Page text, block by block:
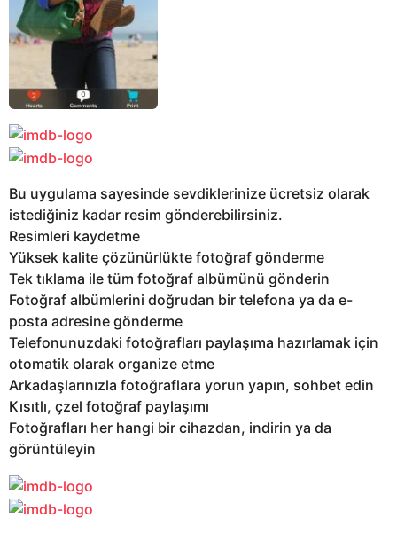
Bu uygulama sayesinde sevdiklerinize ücretsiz olarak
istediğiniz kadar resim gönderebilirsiniz.
Resimleri kaydetme
Yüksek kalite çözünürlükte fotoğraf gönderme
Tek tıklama ile tüm fotoğraf albümünü gönderin
Fotoğraf albümlerini doğrudan bir telefona ya da e-
posta adresine gönderme
Telefonunuzdaki fotoğrafları paylaşıma hazırlamak için
otomatik olarak organize etme
Arkadaşlarınızla fotoğraflara yorun yapın, sohbet edin
Kısıtlı, çzel fotoğraf paylaşımı
Fotoğrafları her hangi bir cihazdan, indirin ya da
görüntüleyin